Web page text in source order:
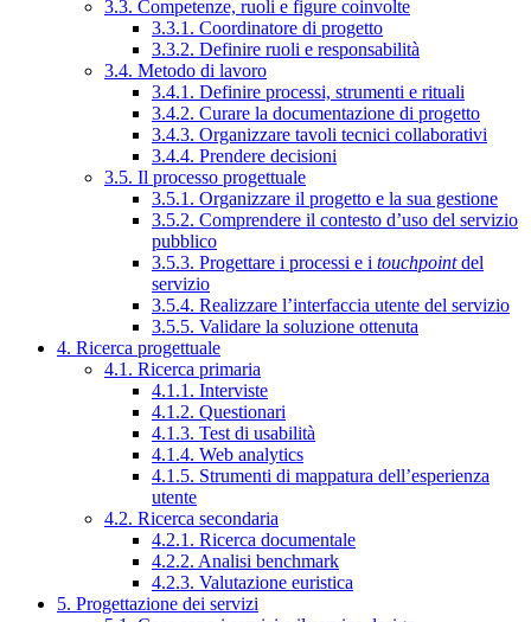
3.3. Competenze, ruoli e figure coinvolte
3.3.1. Coordinatore di progetto
3.3.2. Definire ruoli e responsabilità
3.4. Metodo di lavoro
3.4.1. Definire processi, strumenti e rituali
3.4.2. Curare la documentazione di progetto
3.4.3. Organizzare tavoli tecnici collaborativi
3.4.4. Prendere decisioni
3.5. Il processo progettuale
3.5.1. Organizzare il progetto e la sua gestione
3.5.2. Comprendere il contesto d’uso del servizio
pubblico
3.5.3. Progettare i processi e i touchpointdel
servizio
3.5.4. Realizzare l’interfaccia utente del servizio
3.5.5. Validare la soluzione ottenuta
4. Ricerca progettuale
4.1. Ricerca primaria
4.1.1. Interviste
4.1.2. Questionari
4.1.3. Test di usabilità
4.1.4. Web analytics
4.1.5. Strumenti di mappatura dell’esperienza
utente
4.2. Ricerca secondaria
4.2.1. Ricerca documentale
4.2.2. Analisi benchmark
4.2.3. Valutazione euristica
5. Progettazione dei servizi